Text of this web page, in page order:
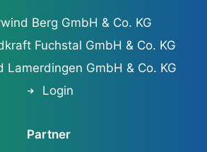
Berg GmbH & Co. KG
Fuchstal GmbH & Co. KG
Lamerdingen GmbH & Co. KG
Login
Partner